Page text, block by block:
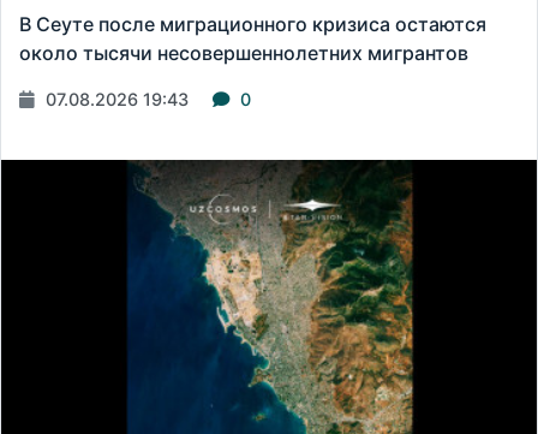
В Сеуте после миграционного кризиса остаются
около тысячи несовершеннолетних мигрантов
07.08.2026 19:43 0